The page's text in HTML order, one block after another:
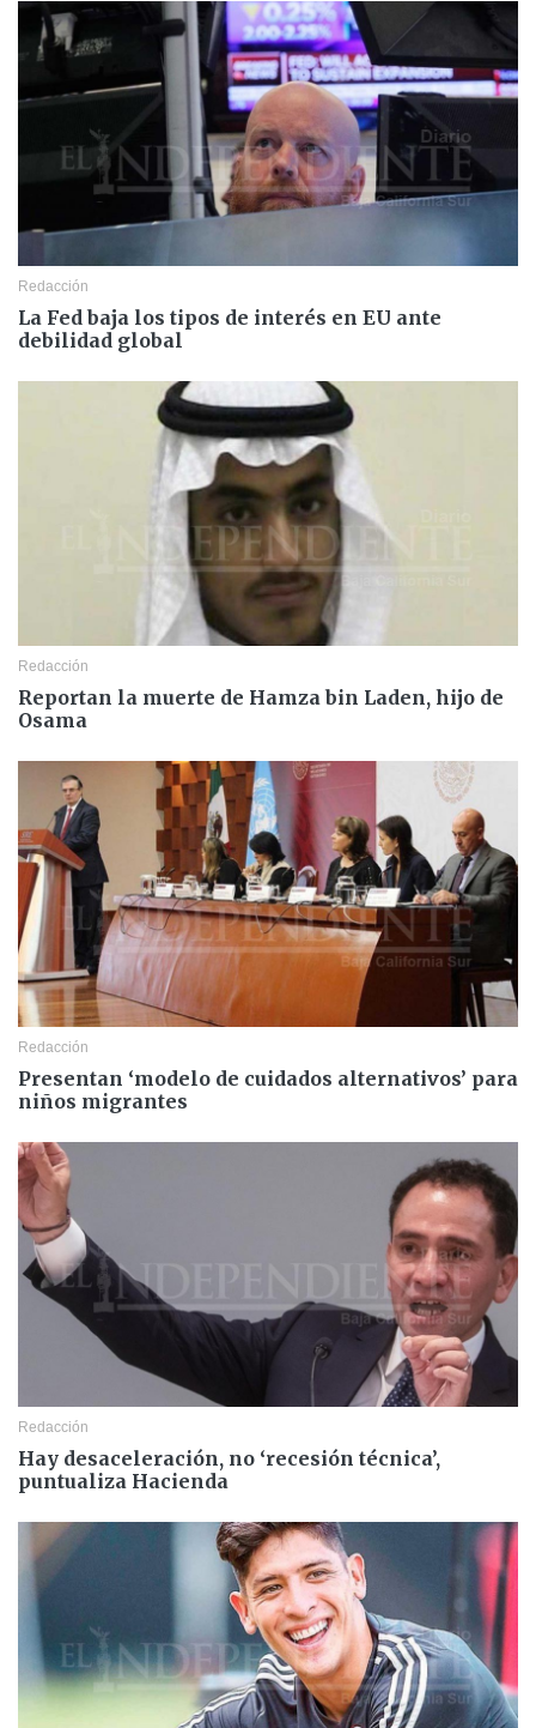
Redacción
La Fed baja los tipos de interés en EU ante
debilidad global
Redacción
Reportan la muerte de Hamza bin Laden, hijo de
Osama
Redacción
Presentan ‘modelo de cuidados alternativos’ para
niños migrantes
Redacción
Hay desaceleración, no ‘recesión técnica’,
puntualiza Hacienda